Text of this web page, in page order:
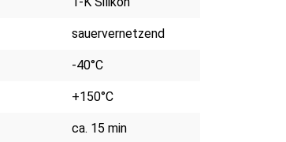
sauervernetzend
-40°C
+150°C
ca. 15 min